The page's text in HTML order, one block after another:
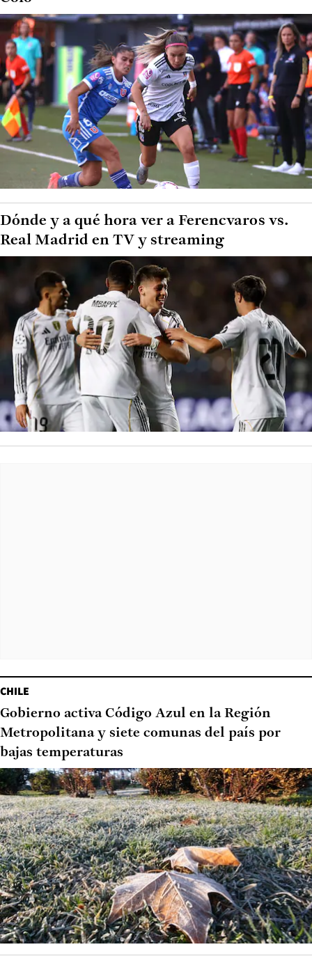
Dónde y a qué hora ver a Ferencvaros vs.
Real Madrid en TV y streaming
CHILE
Gobierno activa Código Azul en la Región
Metropolitana y siete comunas del país por
bajas temperaturas